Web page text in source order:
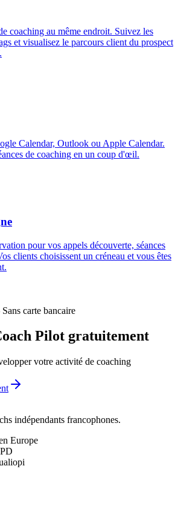
coaching au même endroit. Suivez les
et visualisez le parcours client du prospect
Calendar, Outlook ou Apple Calendar.
de coaching en un coup d'œil.
pour vos appels découverte, séances
clients choisissent un créneau et vous êtes
carte bancaire
Pilot gratuitement
votre activité de coaching
indépendants francophones.
Europe